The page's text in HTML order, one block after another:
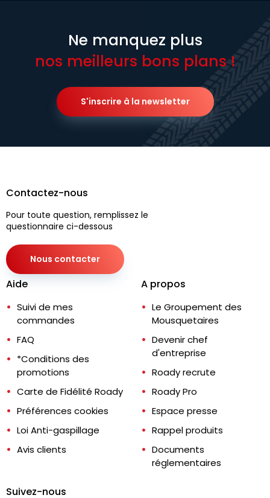
Ne manquez plus
nos meilleurs bons plans !
S'inscrire à la newsletter
Contactez-nous
Pour toute question, remplissez le
questionnaire ci-dessous
Nous contacter
Aide
Suivi de mes
commandes
FAQ
*Conditions des
promotions
Carte de Fidélité Roady
Préférences cookies
Loi Anti-gaspillage
Avis clients
A propos
Le Groupement des
Mousquetaires
Devenir chef
d'entreprise
Roady recrute
Roady Pro
Espace presse
Rappel produits
Documents
réglementaires
Suivez-nous